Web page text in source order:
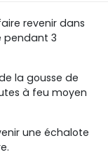
revenir dans
pendant 3
la gousse de
à feu moyen
une échalote